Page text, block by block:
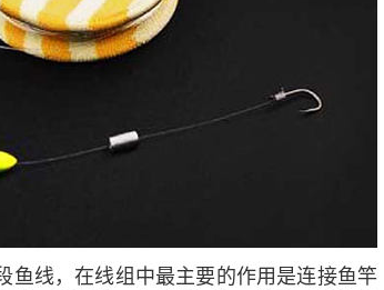
鱼线，在线组中最主要的作用是连接鱼竿